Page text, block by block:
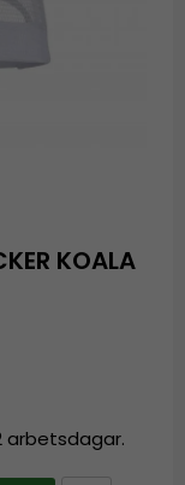
KOALA
arbetsdagar.